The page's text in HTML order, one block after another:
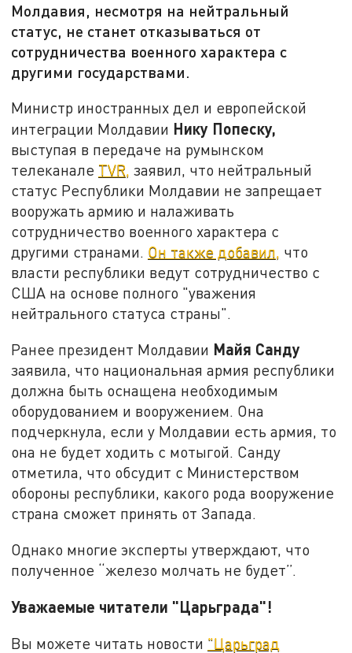
Молдавия, несмотря на нейтральный
статус, не станет отказываться от
сотрудничества военного характера с
другими государствами.
Министр иностранных дел и европейской
интеграции Молдавии Нику Попеску,
выступая в передаче на румынском
телеканале TVR, заявил, что нейтральный
статус Республики Молдавии не запрещает
вооружать армию и налаживать
сотрудничество военного характера с
другими странами. Он также добавил, что
власти республики ведут сотрудничество с
США на основе полного "уважения
нейтрального статуса страны".
Ранее президент Молдавии Майя Санду
заявила, что национальная армия республики
должна быть оснащена необходимым
оборудованием и вооружением. Она
подчеркнула, если у Молдавии есть армия, то
она не будет ходить с мотыгой. Санду
отметила, что обсудит с Министерством
обороны республики, какого рода вооружение
страна сможет принять от Запада.
Однако многие эксперты утверждают, что
полученное “железо молчать не будет”.
Уважаемые читатели "Царьграда"!
Вы можете читать новости "Царьград